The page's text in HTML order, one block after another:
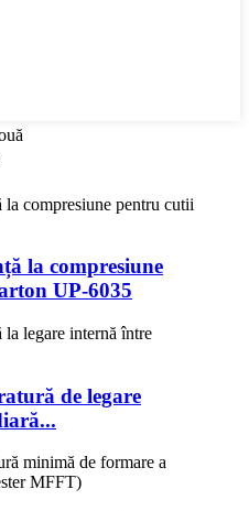
la compresiune
UP-6035
de legare